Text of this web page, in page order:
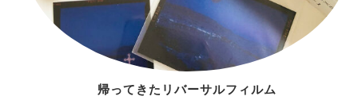
帰ってきたリバーサルフィルム